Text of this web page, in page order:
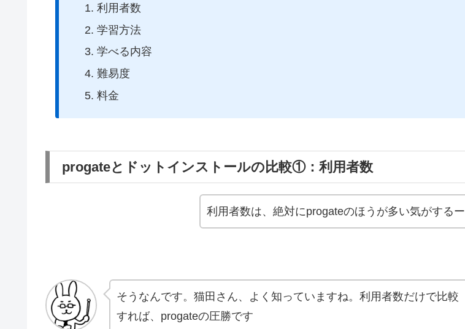
利用者数
学習方法
学べる内容
難易度
料金
progateとドットインストールの比較①：利用者数
利用者数は、絶対にprogateのほうが多い気がするー
そうなんです。猫田さん、よく知っていますね。利用者数だけで比較
すれば、progateの圧勝です